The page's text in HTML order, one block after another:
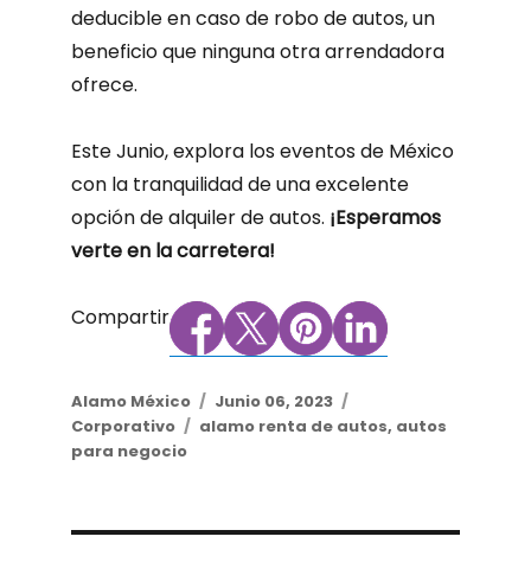
deducible en caso de robo de autos, un
beneficio que ninguna otra arrendadora
ofrece.
Este Junio, explora los eventos de México
con la tranquilidad de una excelente
opción de alquiler de autos. ¡Esperamos
verte en la carretera!
Compartir
Author
Alamo México
Posted
on
Junio 06, 2023
Corporativo
Tags
alamo renta de autos, autos
para negocio